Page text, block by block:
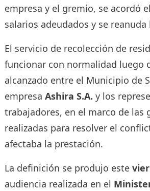
empresa y el gremio, se acordó
salarios adeudados y se
El servicio de recolección de
funcionar con normalidad luego
alcanzado entre el Municipio de
empresa Ashira S.A. y los
trabajadores, en el marco de las
realizadas para resolver el
afectaba la prestación.
La definición se produjo este
audiencia realizada en el